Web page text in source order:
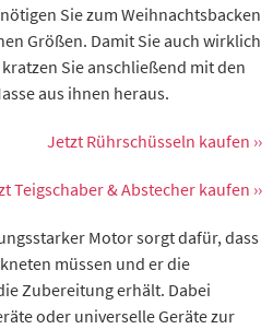
Sie zum Weihnachtsbacken
Größen. Damit Sie auch wirklich
Sie anschließend mit den
aus ihnen heraus.
Jetzt Rührschüsseln kaufen ››
Teigschaber & Abstecher kaufen ››
Motor sorgt dafür, dass
müssen und er die
Zubereitung erhält. Dabei
oder universelle Geräte zur